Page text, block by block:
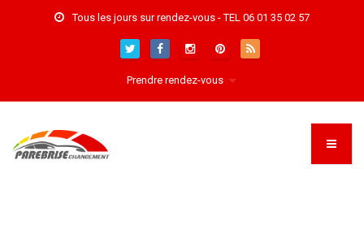
Tous les jours sur rendez-vous - TEL 06 01 35 02 57
Prendre rendez-vous